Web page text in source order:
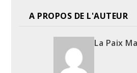
A PROPOS DE L'AUTEUR
La Paix